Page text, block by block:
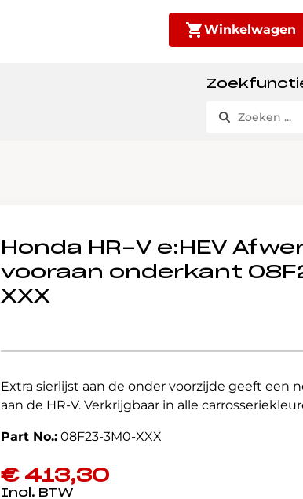
Winkelwagen
Honda HR-V e:HEV
vooraan onderkant
XXX
Extra sierlijst aan de onder voorzijde geeft een
aan de HR-V. Verkrijgbaar in alle
Part No.: 08F23-3M0-XXX
€413,30